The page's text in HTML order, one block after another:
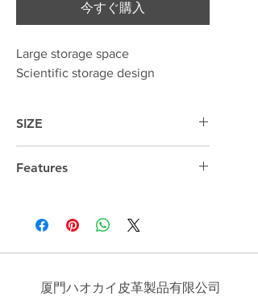
今すぐ購入
Large storage space
Scientific storage design
SIZE
Features
厦門ハオカイ皮革製品有限公司